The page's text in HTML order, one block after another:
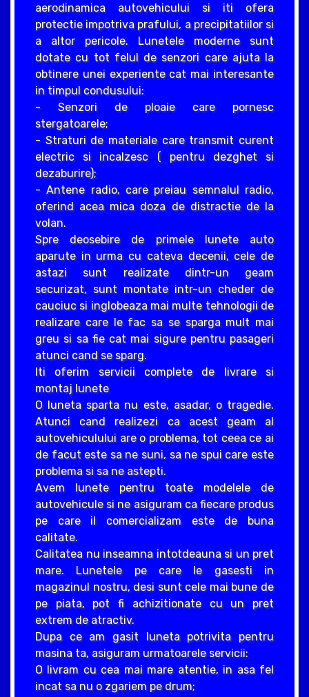
aerodinamica autovehicului si iti ofera
protectie impotriva prafului, a precipitatiilor si
a altor pericole. Lunetele moderne sunt
dotate cu tot felul de senzori care ajuta la
obtinere unei experiente cat mai interesante
in timpul condusului:
- Senzori de ploaie care pornesc
stergatoarele;
- Straturi de materiale care transmit curent
electric si incalzesc ( pentru dezghet si
dezaburire);
- Antene radio, care preiau semnalul radio,
oferind acea mica doza de distractie de la
volan.
Spre deosebire de primele lunete auto
aparute in urma cu cateva decenii, cele de
astazi sunt realizate dintr-un geam
securizat, sunt montate intr-un cheder de
cauciuc si inglobeaza mai multe tehnologii de
realizare care le fac sa se sparga mult mai
greu si sa fie cat mai sigure pentru pasageri
atunci cand se sparg.
Iti oferim servicii complete de livrare si
montaj lunete
O luneta sparta nu este, asadar, o tragedie.
Atunci cand realizezi ca acest geam al
autovehiculului are o problema, tot ceea ce ai
de facut este sa ne suni, sa ne spui care este
problema si sa ne astepti.
Avem lunete pentru toate modelele de
autovehicule si ne asiguram ca fiecare produs
pe care il comercializam este de buna
calitate.
Calitatea nu inseamna intotdeauna si un pret
mare. Lunetele pe care le gasesti in
magazinul nostru, desi sunt cele mai bune de
pe piata, pot fi achizitionate cu un pret
extrem de atractiv.
Dupa ce am gasit luneta potrivita pentru
masina ta, asiguram urmatoarele servicii:
O livram cu cea mai mare atentie, in asa fel
incat sa nu o zgariem pe drum;